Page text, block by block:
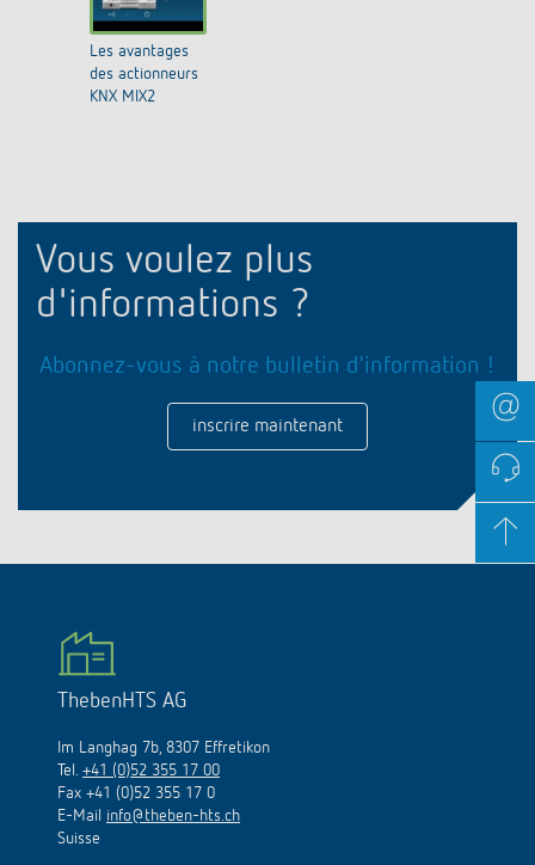
Les avantages
des actionneurs
KNX MIX2
Vous voulez plus
d'informations ?
Abonnez-vous à notre bulletin d'information !
inscrire maintenant
ThebenHTS AG
Im Langhag 7b, 8307 Effretikon
Tel. +41 (0)52 355 17 00
Fax +41 (0)52 355 17 0
E-Mail info@theben-hts.ch
Suisse